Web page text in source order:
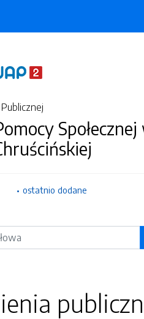
Społecznej
ostatnio dodane